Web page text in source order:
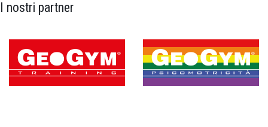
I nostri partner